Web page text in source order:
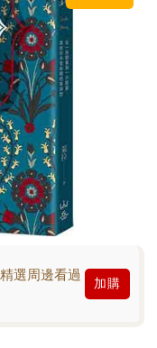
選周邊看過
加購